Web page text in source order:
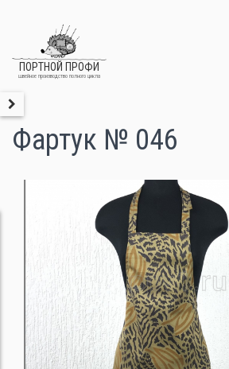
ПОРТНОЙ ПРОФИ
швейное производство полного цикла
Фартук № 046